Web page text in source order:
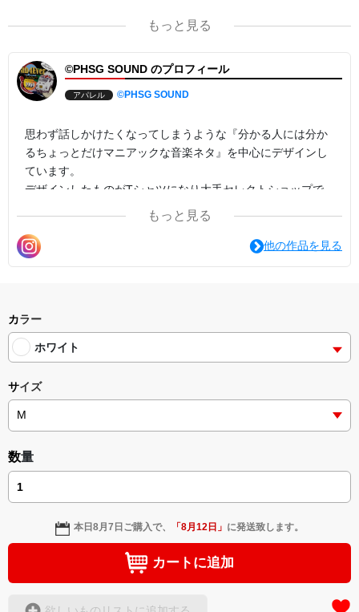
もっと見る
©PHSG SOUND のプロフィール
アパレル ©PHSG SOUND
思わず話しかけたくなってしまうような『分かる人には分か
るちょっとだけマニアックな音楽ネタ』を中心にデザインし
ています。
デザインしたものがTシャツになり大手セレクトショップで
も販売されたこともあります。
既存のデザインをカスタムして店舗限定デザインにしたり、
新規デザイン依頼やご意見ご要望等ございましたらお気軽に
もっと見る
他の作品を見る
カラー
ホワイト
サイズ
数量
本日8月7日 ご購入で、 「8月12日 」 に発送致します。
カートに追加